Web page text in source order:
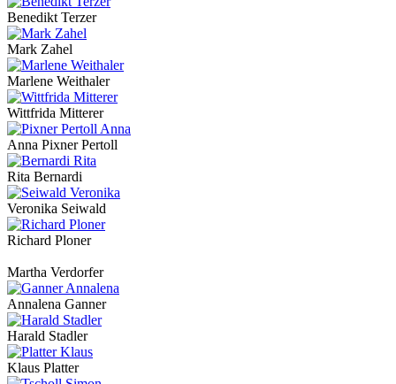
Benedikt Terzer
Mark Zahel
Marlene Weithaler
Wittfrida Mitterer
Anna Pixner Pertoll
Rita Bernardi
Veronika Seiwald
Richard Ploner
Martha Verdorfer
Annalena Ganner
Harald Stadler
Klaus Platter